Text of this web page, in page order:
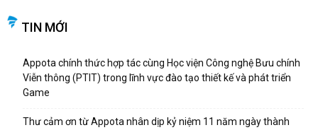
TIN MỚI
Appota chính thức hợp tác cùng Học viện Công nghệ Bưu chính
Viễn thông (PTIT) trong lĩnh vực đào tạo thiết kế và phát triển
Game
Thư cảm ơn từ Appota nhân dịp kỷ niệm 11 năm ngày thành